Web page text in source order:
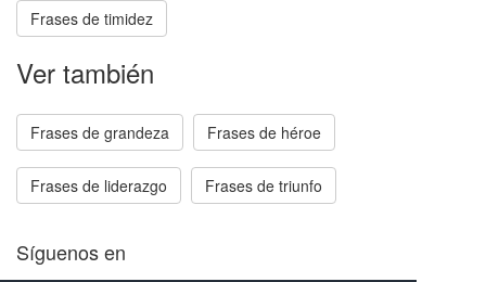
Frases de timidez
Ver también
Frases de grandeza Frases de héroe
Frases de liderazgo Frases de triunfo
Síguenos en